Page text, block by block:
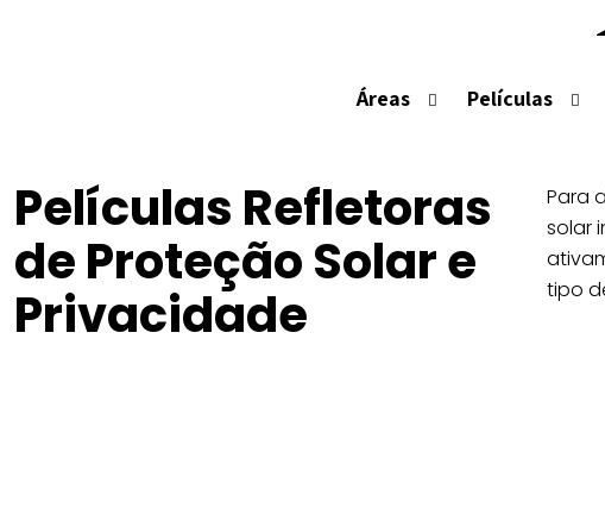
Áreas Películas
As películas reflectoras são concebidas para
Películas Refletoras
de Proteção Solar e
Privacidade
Para
solar
tipo